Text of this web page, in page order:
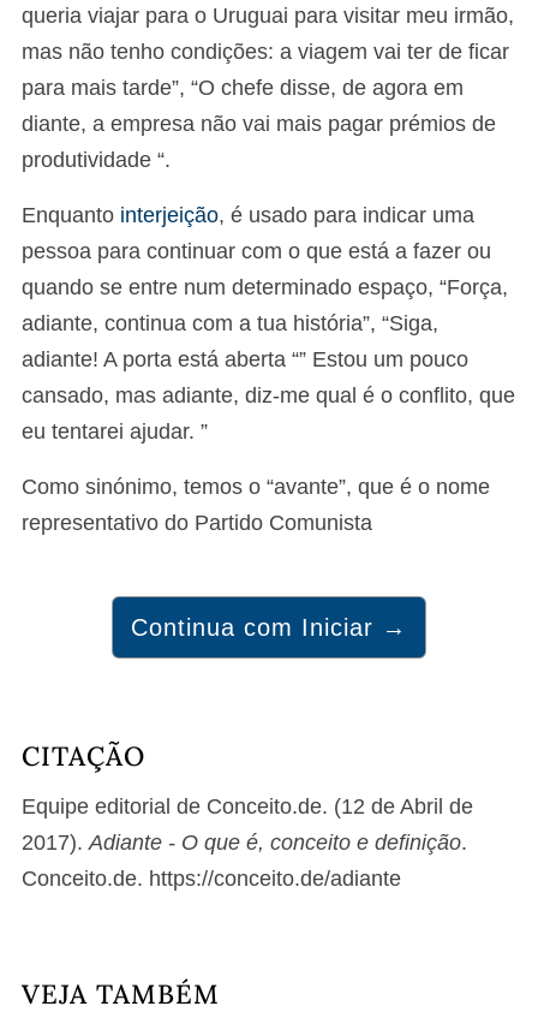
queria viajar para o Uruguai para visitar meu irmão,
mas não tenho condições: a viagem vai ter de ficar
para mais tarde”, “O chefe disse, de agora em
diante, a empresa não vai mais pagar prémios de
produtividade “.
Enquanto interjeição, é usado para indicar uma
pessoa para continuar com o que está a fazer ou
quando se entre num determinado espaço, “Força,
adiante, continua com a tua história”, “Siga,
adiante! A porta está aberta “” Estou um pouco
cansado, mas adiante, diz-me qual é o conflito, que
eu tentarei ajudar. ”
Como sinónimo, temos o “avante”, que é o nome
representativo do Partido Comunista
Continua com Iniciar →
CITAÇÃO
Equipe editorial de Conceito.de. (12 de Abril de
2017).Adiante - O que é, conceito e definição.
Conceito.de. https://conceito.de/adiante
VEJA TAMBÉM